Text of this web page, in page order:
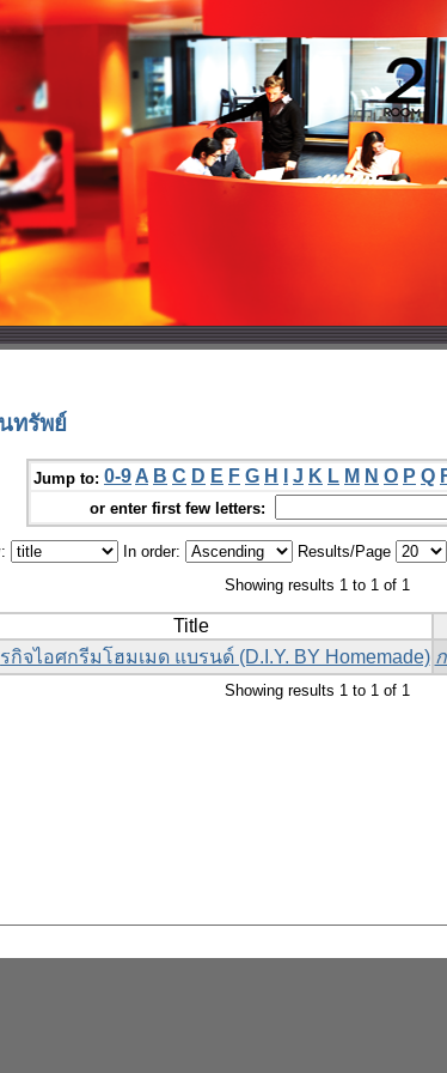
ทรัพย์
Jump to: 0-9 A B C D E F G H J K L M N O P Q
or enter first few letters:
In order: Results/Page
Showing results 1 to 1 of 1
Title
กิจไอศกรีมโฮมเมด แบรนด์ (D.I.Y. BY Homemade)
Showing results 1 to 1 of 1